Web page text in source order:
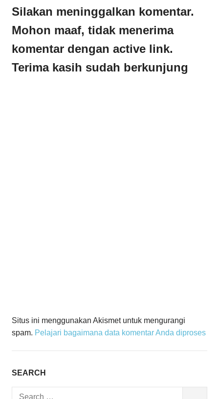
Silakan meninggalkan komentar.
Mohon maaf, tidak menerima
komentar dengan active link.
Terima kasih sudah berkunjung
Situs ini menggunakan Akismet untuk mengurangi
spam. Pelajari bagaimana data komentar Anda diproses
SEARCH
Search